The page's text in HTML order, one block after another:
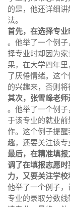
的是，他还详细讲
法。
首先，在选择专
。他举了一个例子
择专业时却因为
果，在大学四年
了厌倦情绪。这
的兴趣来，否则将
其次，张雪峰老
。他举了一个例
于该专业的就业
作。这个例子提
趣，还要关注该专
最后，在精准填
调了在填报志愿
力，又要关注学校
他举了一个例子
专业的录取分数